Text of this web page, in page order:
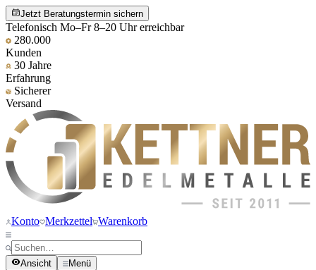
Jetzt Beratungstermin sichern
Telefonisch Mo–Fr 8–20 Uhr erreichbar
280.000
Kunden
30 Jahre
Erfahrung
Sicherer
Versand
Konto Merkzettel Warenkorb
Ansicht Menü